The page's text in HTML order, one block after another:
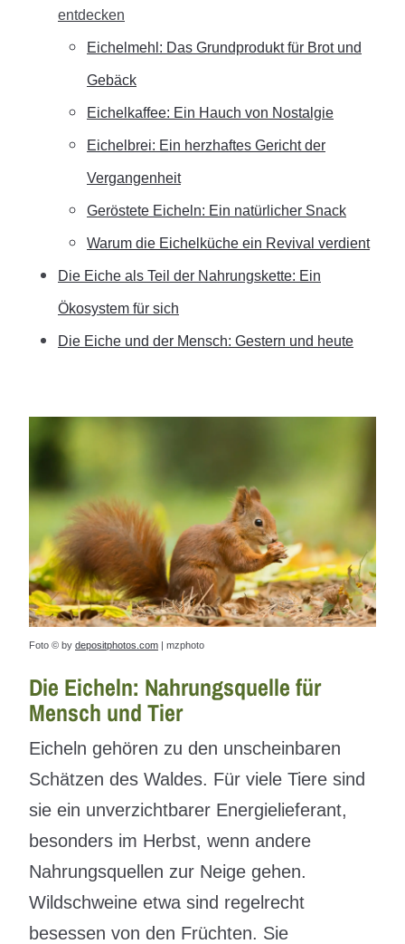
entdecken
Eichelmehl: Das Grundprodukt für Brot und
Gebäck
Eichelkaffee: Ein Hauch von Nostalgie
Eichelbrei: Ein herzhaftes Gericht der
Vergangenheit
Geröstete Eicheln: Ein natürlicher Snack
Warum die Eichelküche ein Revival verdient
Die Eiche als Teil der Nahrungskette: Ein
Ökosystem für sich
Die Eiche und der Mensch: Gestern und heute
Foto © by depositphotos.com | mzphoto
Die Eicheln: Nahrungsquelle für
Mensch und Tier
Eicheln gehören zu den unscheinbaren
Schätzen des Waldes. Für viele Tiere sind
sie ein unverzichtbarer Energielieferant,
besonders im Herbst, wenn andere
Nahrungsquellen zur Neige gehen.
Wildschweine etwa sind regelrecht
besessen von den Früchten. Sie